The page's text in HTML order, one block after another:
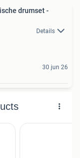
drumset -
Details
30 jun 26